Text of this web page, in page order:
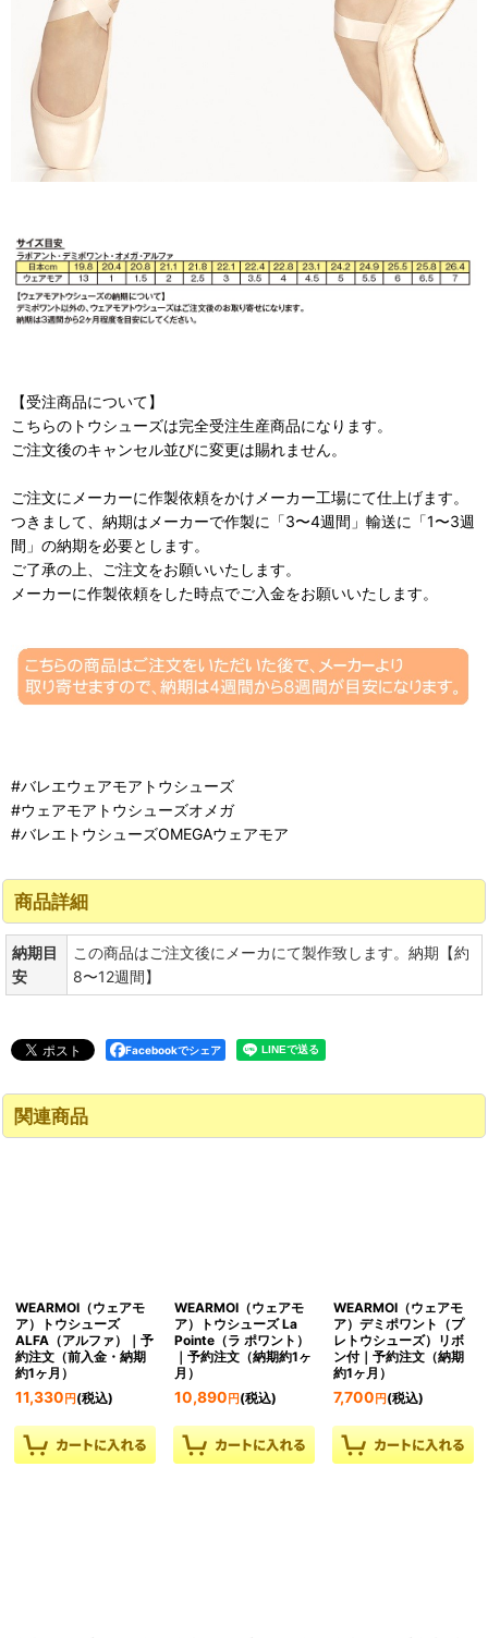
【受注商品について】
こちらのトウシューズは完全受注生産商品になります。
ご注文後のキャンセル並びに変更は賜れません。
ご注文にメーカーに作製依頼をかけメーカー工場にて仕上げます。
つきまして、納期はメーカーで作製に「3〜4週間」輸送に「1〜3週
間」の納期を必要とします。
ご了承の上、ご注文をお願いいたします。
メーカーに作製依頼をした時点でご入金をお願いいたします。
#バレエウェアモアトウシューズ
#ウェアモアトウシューズオメガ
#バレエトウシューズOMEGAウェアモア
商品詳細
納期目
安
この商品はご注文後にメーカにて製作致します。納期【約
8〜12週間】
Facebookでシェア
関連商品
WEARMOI（ウェアモ
ア）トウシューズ
ALFA（アルファ）｜予
約注文（前入金・納期
約1ヶ月）
11,330 円 (税込)
WEARMOI（ウェアモ
ア）トウシューズ La
Pointe（ラ ポワント）
｜予約注文（納期約1ヶ
月）
10,890 円(税込)
WEARMOI（ウェアモ
ア）デミポワント（プ
レトウシューズ）リボ
ン付｜予約注文（納期
約1ヶ月）
7,700 円(税込)